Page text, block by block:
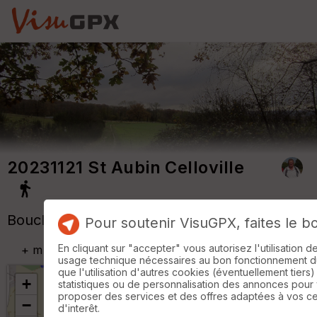
20231121 St Aubin Celloville
Boucle A-R au départ de l'Eglise
+ m
+
−
Pour soutenir VisuGPX, faites le
En cliquant sur "accepter" vous autorisez l'utilisation
usage technique nécessaires au bon fonctionnement
que l'utilisation d'autres cookies (éventuellement
statistiques ou de personnalisation des annonces pour
proposer des services et des offres adaptées à vos
d'interêt.